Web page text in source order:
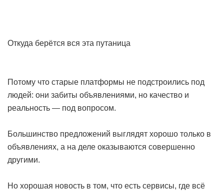
Откуда берётся вся эта путаница
Потому что старые платформы не подстроились под
людей: они забиты объявлениями, но качество и
реальность — под вопросом.
Большинство предложений выглядят хорошо только в
объявлениях, а на деле оказываются совершенно
другими.
Но хорошая новость в том, что есть сервисы, где всё